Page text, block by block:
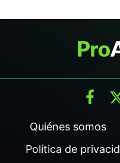
Quiénes somos
Política de